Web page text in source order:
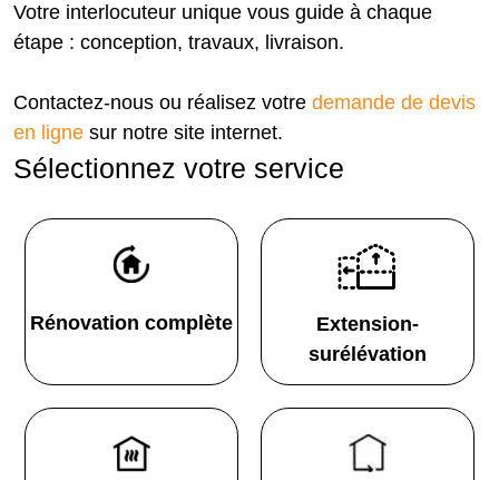
Votre interlocuteur unique vous guide à chaque
étape : conception, travaux, livraison.
Contactez-nous ou réalisez votre demande de devis
en ligne sur notre site internet.
Sélectionnez votre service
Rénovation complète
Extension-
surélévation